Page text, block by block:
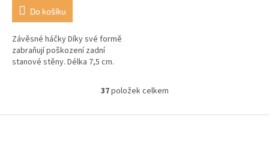
Do košíku
Závěsné háčky Díky své formě
zabraňují poškození zadní
stanové stěny. Délka 7,5 cm.
O
l
37položek celkem